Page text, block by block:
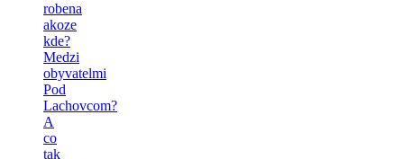
robena
akoze
kde?
Medzi
obyvatelmi
Pod
Lachovcom?
A
co
tak